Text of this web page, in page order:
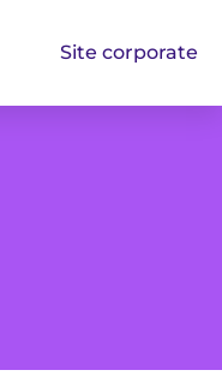
Site corporate